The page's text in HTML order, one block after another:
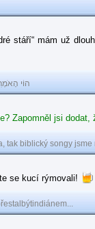
stáří“ mám už
הוֹי
Zapomněl jsi dodat,
tak biblický songy
se kucí rýmovali!